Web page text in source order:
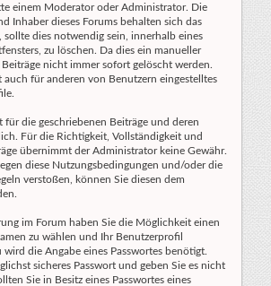
einem Moderator oder Administrator. Die
Inhaber dieses Forums behalten sich das
sollte dies notwendig sein, innerhalb eines
zu löschen. Da dies ein manueller
Beiträge nicht immer sofort gelöscht werden.
auch für anderen von Benutzern eingestelltes
für die geschriebenen Beiträge und deren
Für die Richtigkeit, Vollständigkeit und
übernimmt der Administrator keine Gewähr.
diese Nutzungsbedingungen und/oder die
verstoßen, können Sie diesen dem
im Forum haben Sie die Möglichkeit einen
zu wählen und Ihr Benutzerprofil
die Angabe eines Passwortes benötigt.
sicheres Passwort und geben Sie es nicht
Sie in Besitz eines Passwortes eines